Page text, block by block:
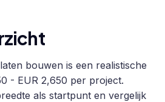
bouwen is een realistische
- EUR 2,650 per project.
als startpunt en vergelijk